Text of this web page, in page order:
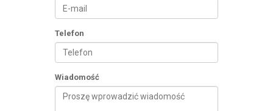
Telefon
Wiadomość